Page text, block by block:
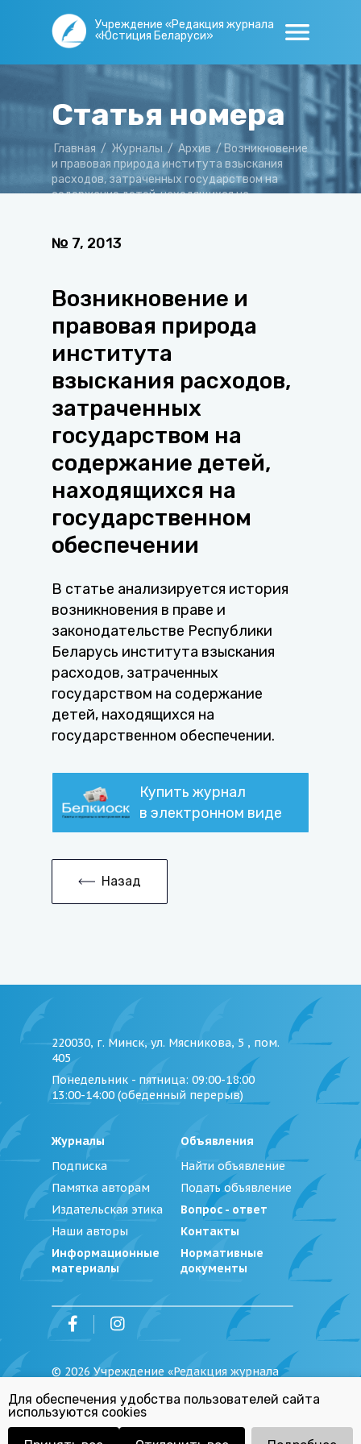
Учреждение «Редакция журнала
«Юстиция Беларуси»
Статья номера
Главная / Журналы / Архив / Возникновение
и правовая природа института взыскания
расходов, затраченных государством на
содержание детей, находящихся на
№ 7, 2013
Возникновение и
правовая природа
института
взыскания расходов,
затраченных
государством на
содержание детей,
находящихся на
государственном
обеспечении
В статье анализируется история
возникновения в праве и
законодательстве Республики
Беларусь института взыскания
расходов, затраченных
государством на содержание
детей, находящихся на
государственном обеспечении.
Купить журнал
в электронном виде
Назад
220030, г. Минск, ул. Мясникова, 5 , пом.
405
Понедельник - пятница: 09:00-18:00
13:00-14:00 (обеденный перерыв)
Журналы
Подписка
Памятка авторам
Издательская этика
Наши авторы
Информационные
материалы
Объявления
Найти объявление
Подать объявление
Вопрос - ответ
Контакты
Нормативные
документы
© 2026 Учреждение «Редакция журнала
Политика обработки персональных
данных
Республиканский список экстремистских
материалов
Для обеспечения удобства пользователей сайта
используются cookies